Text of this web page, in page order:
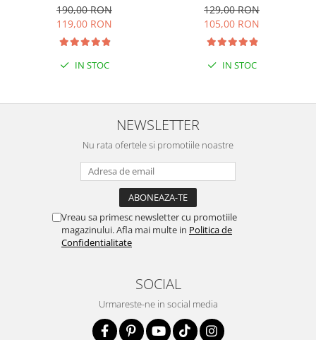
190,00 RON
119,00 RON
IN STOC
129,00 RON
105,00 RON
IN STOC
NEWSLETTER
Nu rata ofertele si promotiile noastre
Vreau sa primesc newsletter cu promotiile
magazinului. Afla mai multe in Politica de
Confidentialitate
SOCIAL
Urmareste-ne in social media